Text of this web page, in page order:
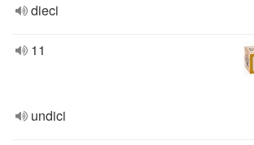
dieci
11
undici